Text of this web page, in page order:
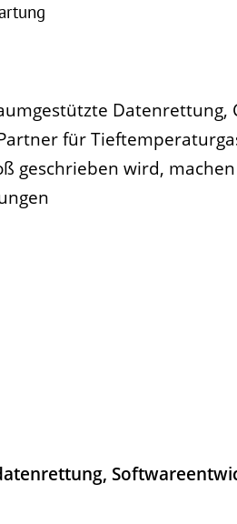
Datenrettung,
für
geschrieben wird,